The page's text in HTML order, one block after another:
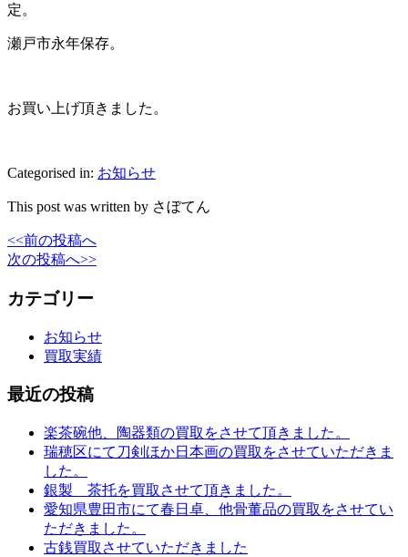
定。
瀬戸市永年保存。
お買い上げ頂きました。
Categorised in: お知らせ
This post was written by さぼてん
<<前の投稿へ
次の投稿へ>>
カテゴリー
お知らせ
買取実績
最近の投稿
楽茶碗他、陶器類の買取をさせて頂きました。
瑞穂区にて刀剣ほか日本画の買取をさせていただきま
した。
銀製 茶托を買取させて頂きました。
愛知県豊田市にて春日卓、他骨董品の買取をさせてい
ただきました。
古銭買取させていただきました